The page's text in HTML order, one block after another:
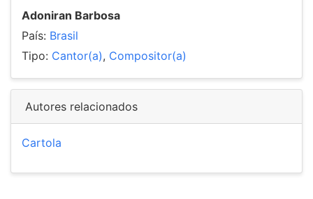
Adoniran Barbosa
País: Brasil
Tipo: Cantor(a), Compositor(a)
Autores relacionados
Cartola